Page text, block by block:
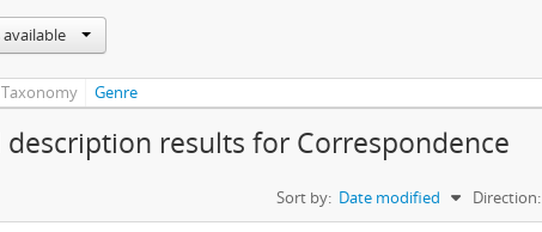
Taxonomy Genre
description results for Correspondence
Sort by: Date modified Direction: